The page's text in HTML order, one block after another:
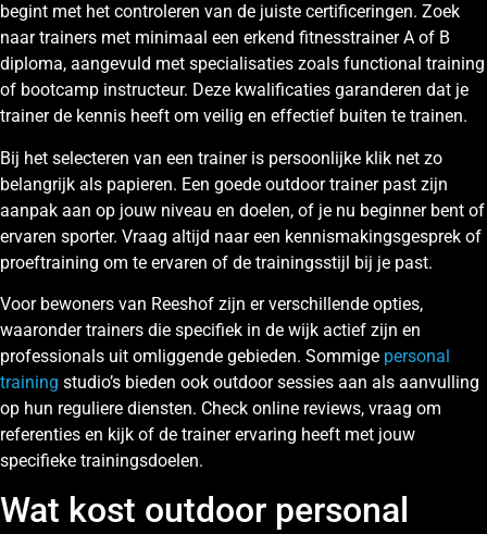
begint met het controleren van de juiste certificeringen. Zoek
naar trainers met minimaal een erkend fitnesstrainer A of B
diploma, aangevuld met specialisaties zoals functional training
of bootcamp instructeur. Deze kwalificaties garanderen dat je
trainer de kennis heeft om veilig en effectief buiten te trainen.
Bij het selecteren van een trainer is persoonlijke klik net zo
belangrijk als papieren. Een goede outdoor trainer past zijn
aanpak aan op jouw niveau en doelen, of je nu beginner bent of
ervaren sporter. Vraag altijd naar een kennismakingsgesprek of
proeftraining om te ervaren of de trainingsstijl bij je past.
Voor bewoners van Reeshof zijn er verschillende opties,
waaronder trainers die specifiek in de wijk actief zijn en
professionals uit omliggende gebieden. Sommige personal
training studio’s bieden ook outdoor sessies aan als aanvulling
op hun reguliere diensten. Check online reviews, vraag om
referenties en kijk of de trainer ervaring heeft met jouw
specifieke trainingsdoelen.
Wat kost outdoor personal